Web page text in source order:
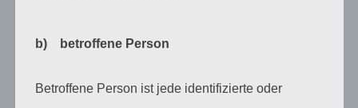
August 2009
b) betroffene Person
Betroffene Person ist jede identifizierte oder